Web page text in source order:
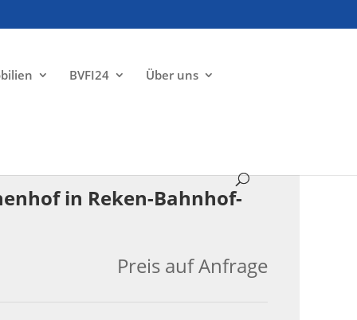
BVFI24 Über uns
in Reken-Bahnhof-
Preis auf Anfrage